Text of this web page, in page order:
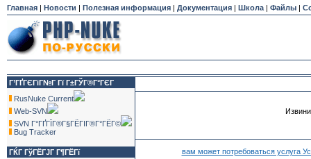
Главная | Новости | Полезная информация | Документация | Школа | Файлы |
Г’ГҐГЄГіГ№Г Гї Г±ГЎГ®Г°ГЄГ
RusNuke Current
Web-SVN
SVN Г°ГҐГЇГ®Г§ГЁГІГ®Г°ГЁГ©
Bug Tracker
ГЌГ ГўГЁГЈГ Г¶ГЁГї
вам может потребоваться услуга